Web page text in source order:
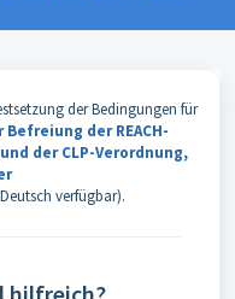
der Bedingungen für
der REACH-
der CLP-Verordnung,
verfügbar).